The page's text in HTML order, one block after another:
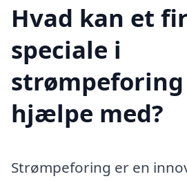
Hvad kan et
speciale i
hjælpe med?
Strømpeforing er en